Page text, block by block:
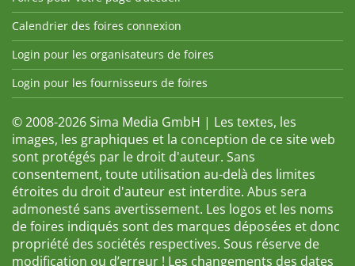
Calendrier des foires connexion
Login pour les organisateurs de foires
Login pour les fournisseurs de foires
© 2008-2026 Sima Media GmbH | Les textes, les
images, les graphiques et la conception de ce site web
sont protégés par le droit d'auteur. Sans
consentement, toute utilisation au-delà des limites
étroites du droit d'auteur est interdite. Abus sera
admonesté sans avertissement. Les logos et les noms
de foires indiqués sont des marques déposées et donc
propriété des sociétés respectives. Sous réserve de
modification ou d’erreur ! Les changements des dates